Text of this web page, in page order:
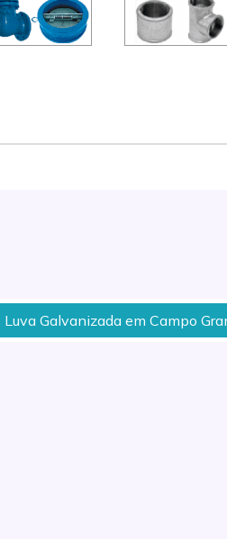
em Campo Grande -